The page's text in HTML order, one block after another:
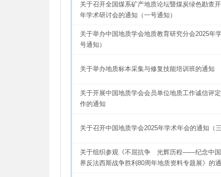
关于召开全国煤系矿产地质论坛暨煤炭绿色勘查
年学术研讨会的通知（一号通知）
关于举办中国地质学会地质教育研究分会2025年
号通知）
关于举办地质标本采集与修复技能培训班的通知
关于开展中国地质学会会员单位地质工作诚信评
作的通知
关于召开中国地质学会2025年学术年会的通知（
关于组织参观《不屈抗争 光辉历程——纪念中
界反法西斯战争胜利80周年地质资料专题展》的